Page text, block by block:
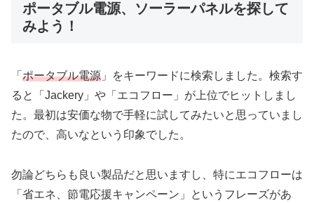
ポータブル電源、ソーラーパネルを探して
みよう！
「 ポータブル電源 」をキーワードに検索しました。検索す
ると「Jackery」や「エコフロー」が上位でヒットしまし
た。最初は安価な物で手軽に試してみたいと思っていまし
たので、高いなという印象でした。
勿論どちらも良い製品だと思いますし、特にエコフローは
「省エネ、節電応援キャンペーン」というフレーズがあ